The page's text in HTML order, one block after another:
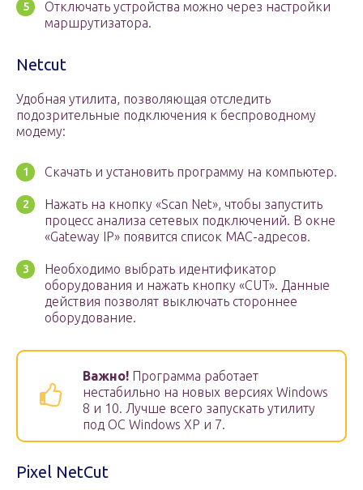
Отключать устройства можно через настройки
маршрутизатора.
Netcut
Удобная утилита, позволяющая отследить
подозрительные подключения к беспроводному
модему:
Скачать и установить программу на компьютер.
Нажать на кнопку «Scan Net», чтобы запустить
процесс анализа сетевых подключений. В окне
«Gateway IP» появится список MAC-адресов.
Необходимо выбрать идентификатор
оборудования и нажать кнопку «CUT». Данные
действия позволят выключать стороннее
оборудование.
Важно! Программа работает
нестабильно на новых версиях Windows
8 и 10. Лучше всего запускать утилиту
под ОС Windows XP и 7.
Pixel NetCut